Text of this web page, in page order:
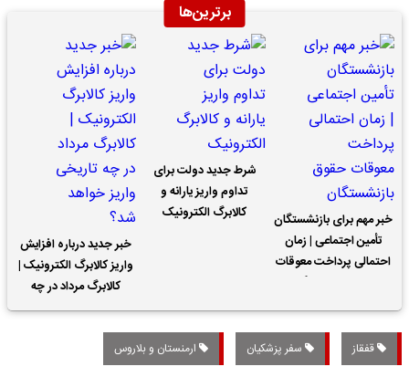
برترین‌ها
خبر مهم برای بازنشستگان
تأمین اجتماعی | زمان
احتمالی پرداخت معوقات
شرط جدید دولت برای
تداوم واریز یارانه و
کالابرگ الکترونیک
خبر جدید درباره افزایش
واریز کالابرگ الکترونیک |
کالابرگ مرداد در چه
تاریخی واریز خواهد شد؟
قفقاز سفر پزشکیان ارمنستان و بلاروس